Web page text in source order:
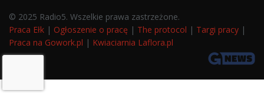
© 2025 Radio5. Wszelkie prawa zastrzeżone.
Praca Ełk | Ogłoszenie o pracę | The protocol | Targi pracy |
Praca na Gowork.pl | Kwiaciarnia Laflora.pl